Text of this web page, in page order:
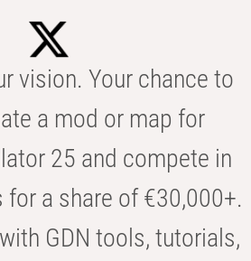
vision. Your chance to
a mod or map for
25 and compete in
a share of €30,000+.
GDN tools, tutorials,